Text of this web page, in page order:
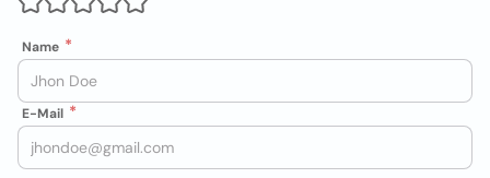
Name
E-Mail